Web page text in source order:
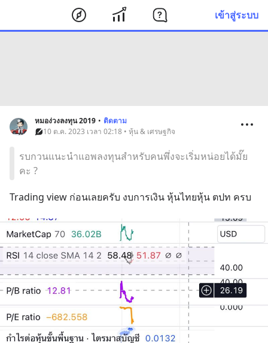
เข้าสู่ระบบ
หมอง่วงลงทุน 2019 • ติดตาม
10 ต.ค. 2023 เวลา 02:18 • หุ้น & เศรษฐกิจ
รบกวนแนะนำแอพลงทุนสำหรับคนพึ่งจะเริ่มหน่อยได้มั๊ย
คะ ?
Trading view ก่อนเลยครับ งบการเงิน หุ้นไทยหุ้น ตปท ครบ